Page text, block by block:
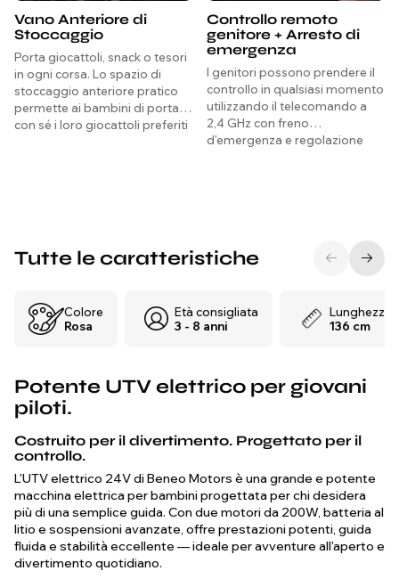
Vano Anteriore di
Stoccaggio
Porta giocattoli, snack o tesori
in ogni corsa. Lo spazio di
stoccaggio anteriore pratico
permette ai bambini di portare
con sé i loro giocattoli preferiti
Controllo remoto
genitore + Arresto di
emergenza
I genitori possono prendere il
controllo in qualsiasi momento
utilizzando il telecomando a
2,4 GHz con freno
d'emergenza e regolazione
Tutte le caratteristiche
Colore
Rosa
Età consigliata
3 - 8 anni
Lunghezza
136 cm
Potente UTV elettrico per giovani
piloti.
Costruito per il divertimento. Progettato per il
controllo.
L'UTV elettrico 24V di Beneo Motors è una grande e potente
macchina elettrica per bambini progettata per chi desidera
più di una semplice guida. Con due motori da 200W, batteria al
litio e sospensioni avanzate, offre prestazioni potenti, guida
fluida e stabilità eccellente — ideale per avventure all'aperto e
divertimento quotidiano.